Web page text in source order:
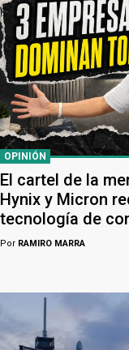
OPINIÓN
El cartel de la
Hynix y Micron
tecnología de
Por RAMIRO MARRA